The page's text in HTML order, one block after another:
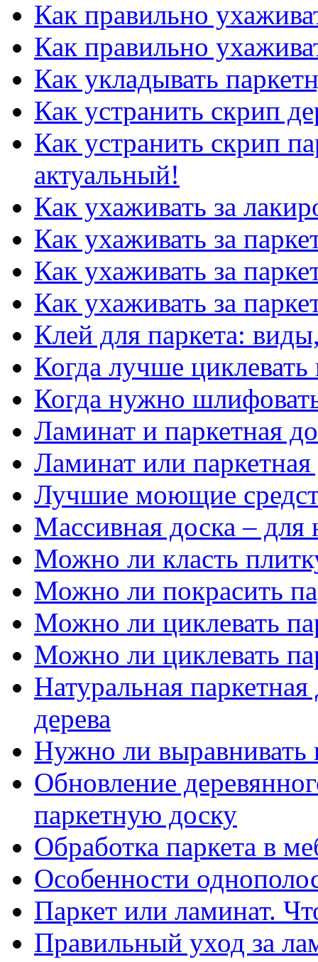
Как правильно
Как правильно
Как укладывать
Как устранить скрип
Как устранить скрип
актуальный!
Как ухаживать за
Как ухаживать за
Как ухаживать за
Как ухаживать за
Клей для паркета:
Когда лучше циклевать
Когда нужно
Ламинат и паркетная
Ламинат или
Лучшие моющие
Массивная доска – для
Можно ли класть
Можно ли покрасить
Можно ли циклевать
Можно ли циклевать
Натуральная паркетная
дерева
Нужно ли выравнивать
Обновление
паркетную доску
Обработка паркета в
Особенности
Паркет или ламинат.
Правильный уход за